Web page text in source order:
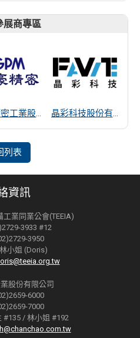
展商專區
均豪精密工業股份有限公司 晶彩科技股份有限公司
列表
資訊
業同業公會(TEEIA)
3933 #12
3950
小姐 (Doris)
股份有限公司
6000
7000
#135 / 林小姐 #192